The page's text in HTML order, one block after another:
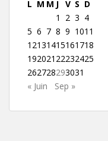
L M M J V S D
1
2 3 4
5 6 7 8 9 1011
12131415161718
192021 22232425
262728293031
« Juin
Sep »